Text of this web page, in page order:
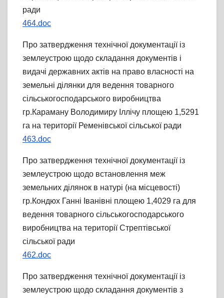
ради
464.doc
Про затвердження технічної документації із
землеустрою щодо складання документів і
видачі державних актів на право власності на
земельні ділянки для ведення товарного
сільськогосподарського виробництва
гр.Караману Володимиру Іллічу площею 1,5291
га на території Ременівської сільської ради
463.doc
Про затвердження технічної документації із
землеустрою щодо встановлення меж
земельних ділянок в натурі (на місцевості)
гр.Кондюх Ганні Іванівні площею 1,4029 га для
ведення товарного сільськогосподарського
виробництва на території Стрептівської
сільської ради
462.doc
Про затвердження технічної документації із
землеустрою щодо складання документів з